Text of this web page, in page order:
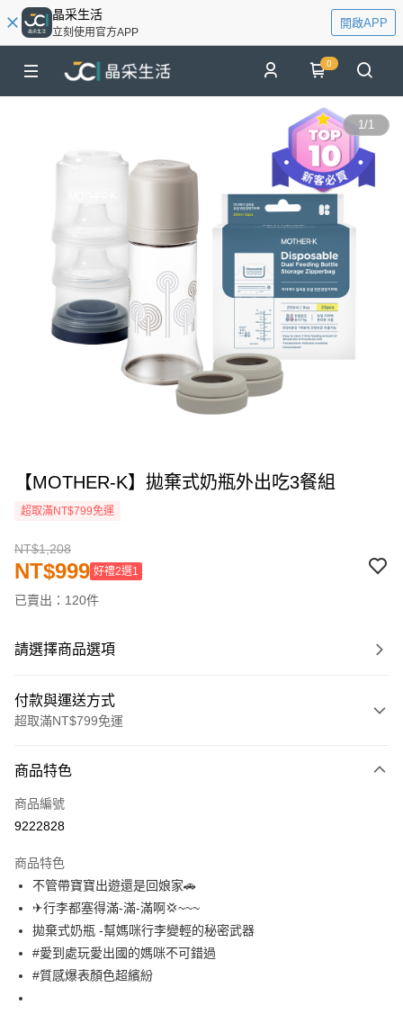
晶采生活
立刻使用官方APP
開啟APP
0
1/1
【MOTHER-K】拋棄式奶瓶外出吃3餐組
超取滿NT$799免運
NT$1,208
NT$999 好禮2選1
已賣出：120件
請選擇商品選項
付款與運送方式
超取滿NT$799免運
信用卡一次付款
LINE Pay
街口支付
悠遊付
全盈+PAY
AFTEE先享後付
相關說明
商品特色
商品編號
9222828
商品特色
不管帶寶寶出遊還是回娘家🚗
✈行李都塞得滿-滿-滿啊💢~~~
拋棄式奶瓶 -幫媽咪行李變輕的秘密武器
#愛到處玩愛出國的媽咪不可錯過
#質感爆表顏色超繽紛